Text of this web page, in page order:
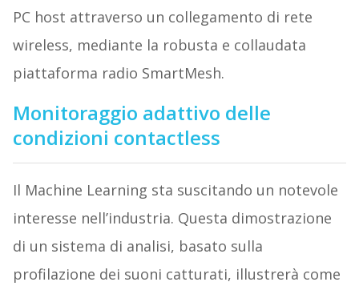
PC host attraverso un collegamento di rete
wireless, mediante la robusta e collaudata
piattaforma radio SmartMesh.
Monitoraggio adattivo delle
condizioni contactless
Il Machine Learning sta suscitando un notevole
interesse nell’industria. Questa dimostrazione
di un sistema di analisi, basato sulla
profilazione dei suoni catturati, illustrerà come